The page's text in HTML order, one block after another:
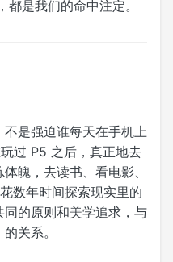
是我们的命中注定。
是强迫谁每天在手机上
过 P5 之后，真正地去
魄，去读书、看电影、
数年时间探索现实里的
的原则和美学追求，与
关系。